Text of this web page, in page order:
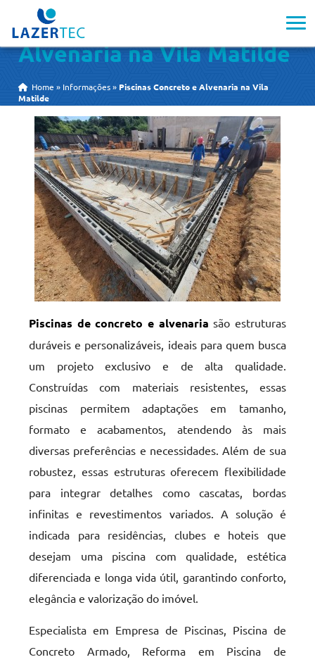
Piscinas Concreto e
Alvenaria na Vila Matilde
Home » Informações » Piscinas Concreto e Alvenaria na Vila
Matilde
Piscinas de concreto e alvenaria são estruturas
duráveis e personalizáveis, ideais para quem busca
um projeto exclusivo e de alta qualidade.
Construídas com materiais resistentes, essas
piscinas permitem adaptações em tamanho,
formato e acabamentos, atendendo às mais
diversas preferências e necessidades. Além de sua
robustez, essas estruturas oferecem flexibilidade
para integrar detalhes como cascatas, bordas
infinitas e revestimentos variados. A solução é
indicada para residências, clubes e hoteis que
desejam uma piscina com qualidade, estética
diferenciada e longa vida útil, garantindo conforto,
elegância e valorização do imóvel.
Especialista em Empresa de Piscinas, Piscina de
Concreto Armado, Reforma em Piscina de